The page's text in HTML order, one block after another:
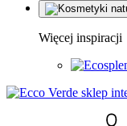
Więcej inspiracji